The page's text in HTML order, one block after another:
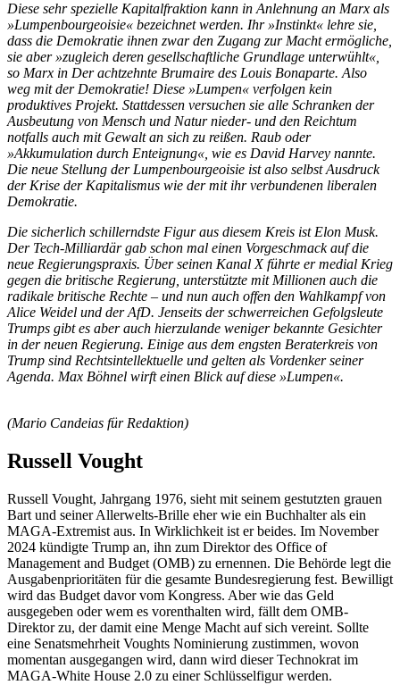
Diese sehr spezielle Kapitalfraktion kann in Anlehnung an Marx als
»Lumpenbourgeoisie« bezeichnet werden. Ihr »Instinkt« lehre sie,
dass die Demokratie ihnen zwar den Zugang zur Macht ermögliche,
sie aber »zugleich deren gesellschaftliche Grundlage unterwühlt«,
so Marx in Der achtzehnte Brumaire des Louis Bonaparte. Also
weg mit der Demokratie! Diese »Lumpen« verfolgen kein
produktives Projekt. Stattdessen versuchen sie alle Schranken der
Ausbeutung von Mensch und Natur nieder- und den Reichtum
notfalls auch mit Gewalt an sich zu reißen. Raub oder
»Akkumulation durch Enteignung«, wie es David Harvey nannte.
Die neue Stellung der Lumpenbourgeoisie ist also selbst Ausdruck
der Krise der Kapitalismus wie der mit ihr verbundenen liberalen
Demokratie.
Die sicherlich schillerndste Figur aus diesem Kreis ist Elon Musk.
Der Tech-Milliardär gab schon mal einen Vorgeschmack auf die
neue Regierungspraxis. Über seinen Kanal X führte er medial Krieg
gegen die britische Regierung, unterstützte mit Millionen auch die
radikale britische Rechte – und nun auch offen den Wahlkampf von
Alice Weidel und der AfD. Jenseits der schwerreichen Gefolgsleute
Trumps gibt es aber auch hierzulande weniger bekannte Gesichter
in der neuen Regierung. Einige aus dem engsten Beraterkreis von
Trump sind Rechtsintellektuelle und gelten als Vordenker seiner
Agenda. Max Böhnel wirft einen Blick auf diese »Lumpen«.
(Mario Candeias für Redaktion)
Russell Vought
Russell Vought, Jahrgang 1976, sieht mit seinem gestutzten grauen
Bart und seiner Allerwelts-Brille eher wie ein Buchhalter als ein
MAGA-Extremist aus. In Wirklichkeit ist er beides. Im November
2024 kündigte Trump an, ihn zum Direktor des Office of
Management and Budget (OMB) zu ernennen. Die Behörde legt die
Ausgabenprioritäten für die gesamte Bundesregierung fest. Bewilligt
wird das Budget davor vom Kongress. Aber wie das Geld
ausgegeben oder wem es vorenthalten wird, fällt dem OMB-
Direktor zu, der damit eine Menge Macht auf sich vereint. Sollte
eine Senatsmehrheit Voughts Nominierung zustimmen, wovon
momentan ausgegangen wird, dann wird dieser Technokrat im
MAGA-White House 2.0 zu einer Schlüsselfigur werden.